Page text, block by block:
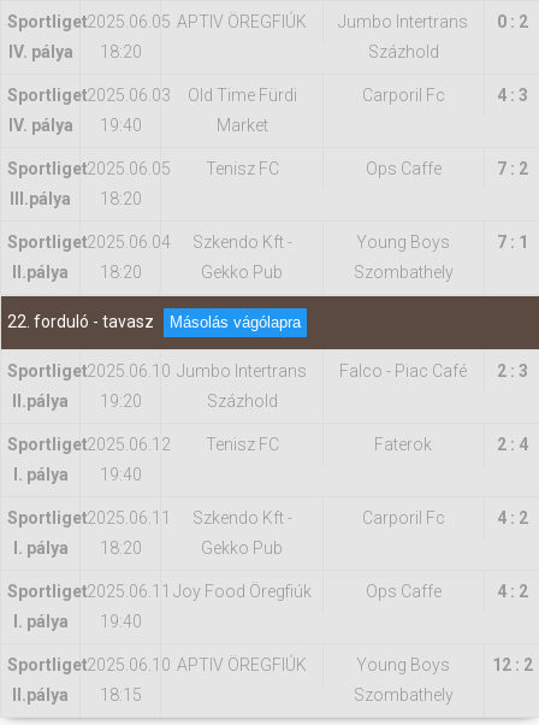
Sportliget
IV. pálya
2025.06.05
18:20
APTIV ÖREGFIÚK
Jumbo Intertrans
Százhold
0 : 2
Sportliget
IV. pálya
2025.06.03
19:40
Old Time Fürdi
Market
Carporil Fc 4 : 3
Sportliget
IIl.pálya
2025.06.05
18:20
Tenisz FC Ops Caffe 7 : 2
Sportliget
II.pálya
2025.06.04
18:20
Szkendo Kft -
Gekko Pub
Young Boys
Szombathely
7 : 1
22. forduló - tavasz Másolás vágólapra
Sportliget
II.pálya
2025.06.10
19:20
Jumbo Intertrans
Százhold
Falco - Piac Café 2 : 3
Sportliget
I. pálya
2025.06.12
19:40
Tenisz FC Faterok 2 : 4
Sportliget
I. pálya
2025.06.11
18:20
Szkendo Kft -
Gekko Pub
Carporil Fc 4 : 2
Sportliget
I. pálya
2025.06.11
19:40
Joy Food Öregfiúk Ops Caffe 4 : 2
Sportliget
II.pálya
2025.06.10
18:15
APTIV ÖREGFIÚK
Young Boys
Szombathely
12 : 2